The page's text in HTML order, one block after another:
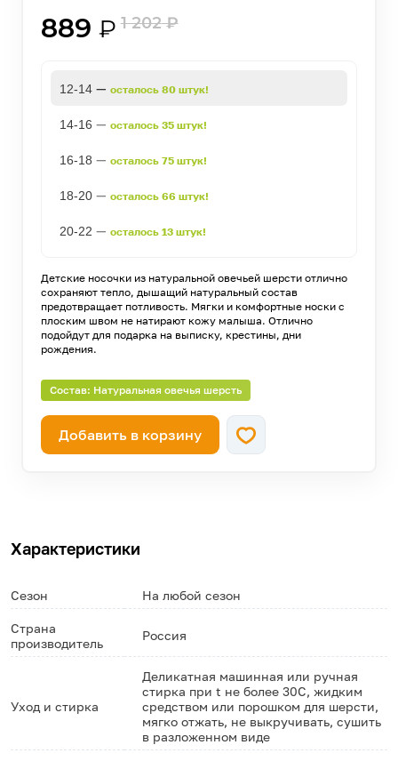
889 ₽ 1 202₽
12-14— осталось 80 штук!
14-16 — осталось 35 штук!
16-18 — осталось 75 штук!
18-20— осталось 66 штук!
20-22 — осталось 13 штук!
Детские носочки из натуральной овечьей шерсти отлично
сохраняют тепло, дышащий натуральный состав
предотвращает потливость. Мягки и комфортные носки с
плоским швом не натирают кожу малыша. Отлично
подойдут для подарка на выписку, крестины, дни
рождения.
Состав: Натуральная овечья шерсть
Добавить в корзину
Характеристики
Сезон На любой сезон
Страна
производитель
Россия
Уход и стирка
Деликатная машинная или ручная
стирка при t не более 30С, жидким
средством или порошком для шерсти,
мягко отжать, не выкручивать, сушить
в разложенном виде